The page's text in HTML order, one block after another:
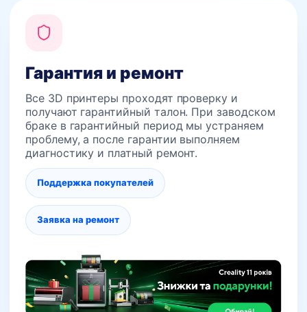
Гарантия и ремонт
Все 3D принтеры проходят проверку и
получают гарантийный талон. При заводском
браке в гарантийный период мы устраняем
проблему, а после гарантии выполняем
диагностику и платный ремонт.
Поддержка покупателей
Заявка на ремонт